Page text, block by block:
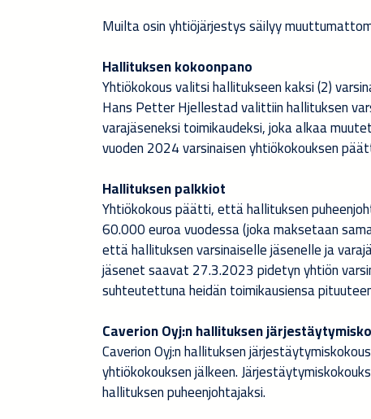
Muilta osin yhtiöjärjestys säilyy
Hallituksen kokoonpano
Yhtiökokous valitsi hallitukseen kaksi (2)
Hans Petter Hjellestad valittiin hallituksen
varajäseneksi toimikaudeksi, joka alkaa
vuoden 2024 varsinaisen yhtiökokouksen
Hallituksen palkkiot
Yhtiökokous päätti, että hallituksen
60.000 euroa vuodessa (joka maksetaan
että hallituksen varsinaiselle jäsenelle ja
jäsenet saavat 27.3.2023 pidetyn yhtiön
suhteutettuna heidän toimikausiensa
Caverion Oyj:n hallituksen
Caverion Oyj:n hallituksen
yhtiökokouksen jälkeen.
hallituksen puheenjohtajaksi.